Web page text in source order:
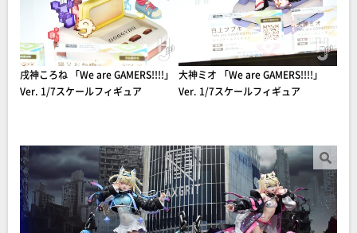
戌神ころね 「We are GAMERS!!!!」
Ver. 1/7スケールフィギュア
大神ミオ 「We are GAMERS!!!!」
Ver. 1/7スケールフィギュア